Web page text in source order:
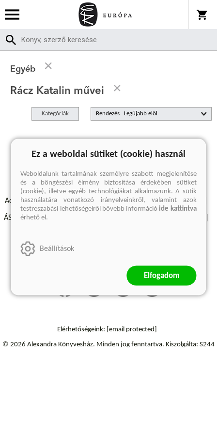
Egyéb
Rácz Katalin művei
Kategóriák Rendezés
A keresett kifejezésre nincs találat
Adatvédelmi szabályzatok Elállási felmondási nyilatkozat
ÁSZF - Vásárlási feltételek
Szállítási információk
Elérhetőségeink: [email protected]
© 2026 Alexandra Könyvesház. Minden jog fenntartva. Kiszolgálta: S244
Ez a weboldal sütiket (cookie) használ
Weboldalunk tartalmának személyre szabott megjelenítése
és a böngészési élmény biztosítása érdekében sütiket
(cookie), illetve egyéb technológiákat alkalmazunk. A sütik
használatára vonatkozó irányelveinkről, valamint azok
testreszabási lehetőségeiről bővebb információide kattintva
érhető el.
Beállítások
Elfogadom